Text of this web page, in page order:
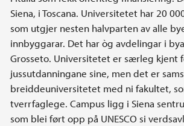
Siena, i Toscana. Universitetet har 20
som utgjer nesten halvparten av alle
innbyggarar. Det har òg avdelingar i
Grosseto. Universitetet er særleg kjent
jussutdanningane sine, men det er
breiddeuniversitetet med ni fakultet,
tverrfaglege. Campus ligg i Siena
som blei ført opp på UNESCO si